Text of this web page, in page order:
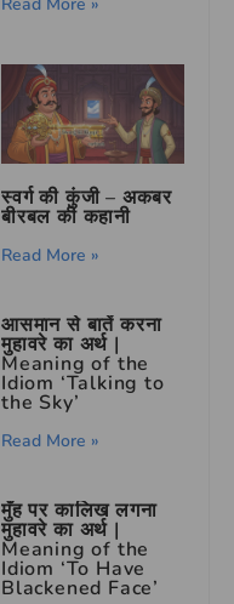
स्वर्ग की कुंजी – अकबर
बीरबल की कहानी
Read More »
आसमान से बातें करना
मुहावरे का अर्थ |
Meaning of the
Idiom ‘Talking to
the Sky’
Read More »
मुँह पर कालिख लगना
मुहावरे का अर्थ |
Meaning of the
Idiom ‘To Have
Blackened Face’